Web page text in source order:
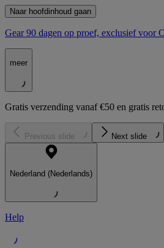
Naar hoofdinhoud gaan
Gear 90 dagen op proef, exclusief voor
meer
Gratis verzending vanaf €50 en gratis
Previous slide Next slide
Nederland (Nederlands)
Help